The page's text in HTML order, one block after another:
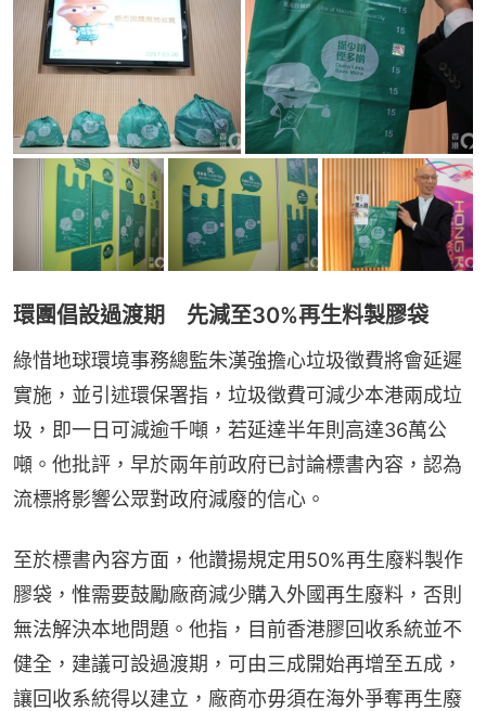
環團倡設過渡期 先減至30%再生料製膠袋
綠惜地球環境事務總監朱漢強擔心垃圾徵費將會延遲
實施，並引述環保署指，垃圾徵費可減少本港兩成垃
圾，即一日可減逾千噸，若延達半年則高達36萬公
噸。他批評，早於兩年前政府已討論標書內容，認為
流標將影響公眾對政府減廢的信心。
至於標書內容方面，他讚揚規定用50%再生廢料製作
膠袋，惟需要鼓勵廠商減少購入外國再生廢料，否則
無法解決本地問題。他指，目前香港膠回收系統並不
健全，建議可設過渡期，可由三成開始再增至五成，
讓回收系統得以建立，廠商亦毋須在海外爭奪再生廢